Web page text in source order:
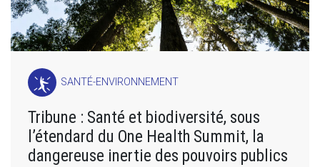
SANTÉ-ENVIRONNEMENT
Tribune : Santé et biodiversité, sous
l’étendard du One Health Summit, la
dangereuse inertie des pouvoirs publics